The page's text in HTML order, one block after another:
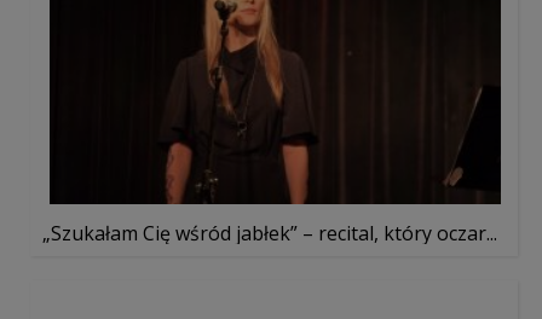
„Szukałam Cię wśród jabłek” – recital, który oczar...